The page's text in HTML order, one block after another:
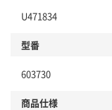
U471834
型番
603730
商品仕様